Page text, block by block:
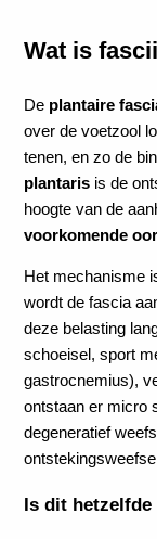
Wat is
De plantaire
over de voetzool
tenen, en zo de
plantarisis de
hoogte van de
voorkomende
Het mechanisme
wordt de fascia
deze belasting
schoeisel, sport
gastrocnemius),
ontstaan er micro
degeneratief
Is dit